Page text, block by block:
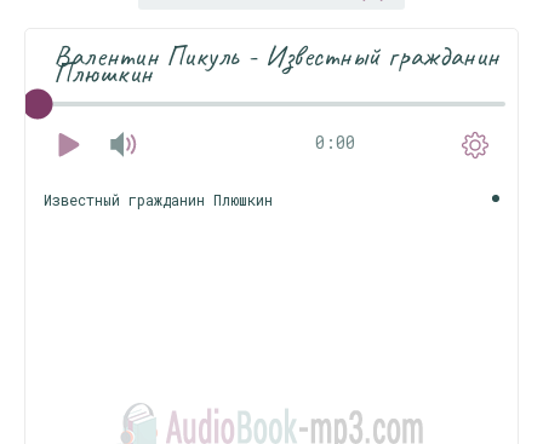
Валентин Пикуль - Известный гражданин
Плюшкин
0:00
Известный гражданин Плюшкин